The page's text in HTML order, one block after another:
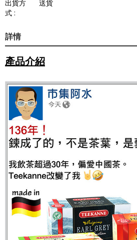
出貨方
式 :
送貨
詳情
產品介紹